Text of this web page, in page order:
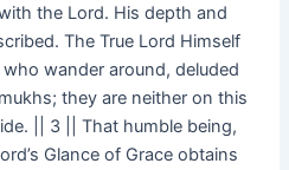
the Lord. His depth and
The True Lord Himself
wander around, deluded
they are neither on this
|| 3 || That humble being,
Glance of Grace obtains